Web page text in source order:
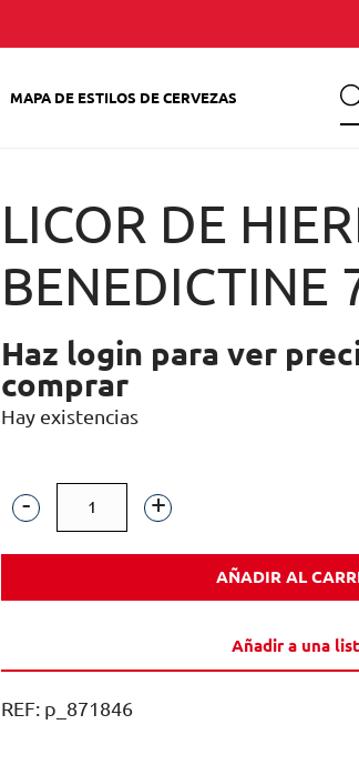
MAPA DE ESTILOS DE CERVEZAS
LICOR DE
BENEDICTINE
Haz login para ver
comprar
Hay existencias
LICOR
DE
cantidad
AÑADIR AL
Añadir a una
REF: p_871846